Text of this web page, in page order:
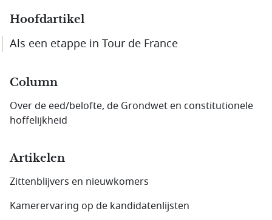
Hoofdartikel
Als een etappe in Tour de France
Column
Over de eed/belofte, de Grondwet en constitutionele
hoffelijkheid
Artikelen
Zittenblijvers en nieuwkomers
Kamerervaring op de kandidatenlijsten